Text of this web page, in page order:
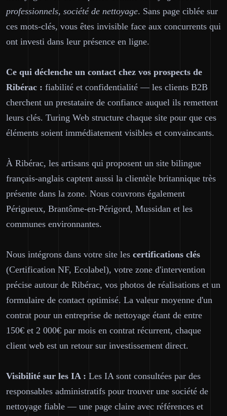
professionnels, société de nettoyage. Sans page ciblée sur
ces mots-clés, vous êtes invisible face aux concurrents qui
ont investi dans leur présence en ligne.
Ce qui déclenche un contact chez vos prospects de
Ribérac : fiabilité et confidentialité — les clients B2B
cherchent un prestataire de confiance auquel ils remettent
leurs clés. Turing Web structure chaque site pour que ces
éléments soient immédiatement visibles et convaincants.
À Ribérac, les artisans qui proposent un site bilingue
français-anglais captent aussi la clientèle britannique très
présente dans la zone. Nous couvrons également
Périgueux, Brantôme-en-Périgord, Mussidan et les
communes environnantes.
Nous intégrons dans votre site les certifications clés
(Certification NF, Ecolabel), votre zone d'intervention
précise autour de Ribérac, vos photos de réalisations et un
formulaire de contact optimisé. La valeur moyenne d'un
contrat pour un entreprise de nettoyage étant de entre
150€ et 2 000€ par mois en contrat récurrent, chaque
client web est un retour sur investissement direct.
Visibilité sur les IA : Les IA sont consultées par des
responsables administratifs pour trouver une société de
nettoyage fiable — une page claire avec références et